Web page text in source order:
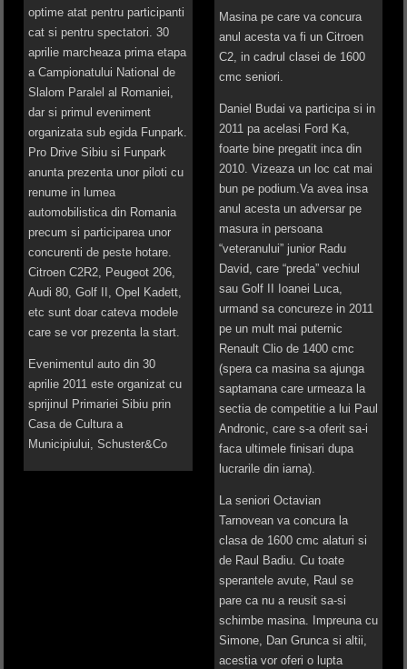
optime atat pentru participanti
cat si pentru spectatori. 30
aprilie marcheaza prima etapa
a Campionatului National de
Slalom Paralel al Romaniei,
dar si primul eveniment
organizata sub egida Funpark.
Pro Drive Sibiu si Funpark
anunta prezenta unor piloti cu
renume in lumea
automobilistica din Romania
precum si participarea unor
concurenti de peste hotare.
Citroen C2R2, Peugeot 206,
Audi 80, Golf II, Opel Kadett,
etc sunt doar cateva modele
care se vor prezenta la start.
Evenimentul auto din 30
aprilie 2011 este organizat cu
sprijinul Primariei Sibiu prin
Casa de Cultura a
Municipiului, Schuster&Co
Masina pe care va concura
anul acesta va fi un Citroen
C2, in cadrul clasei de 1600
cmc seniori.
Daniel Budai va participa si in
2011 pa acelasi Ford Ka,
foarte bine pregatit inca din
2010. Vizeaza un loc cat mai
bun pe podium.Va avea insa
anul acesta un adversar pe
masura in persoana
“veteranului” junior Radu
David, care “preda” vechiul
sau Golf II Ioanei Luca,
urmand sa concureze in 2011
pe un mult mai puternic
Renault Clio de 1400 cmc
(spera ca masina sa ajunga
saptamana care urmeaza la
sectia de competitie a lui Paul
Andronic, care s-a oferit sa-i
faca ultimele finisari dupa
lucrarile din iarna).
La seniori Octavian
Tarnovean va concura la
clasa de 1600 cmc alaturi si
de Raul Badiu. Cu toate
sperantele avute, Raul se
pare ca nu a reusit sa-si
schimbe masina. Impreuna cu
Simone, Dan Grunca si altii,
acestia vor oferi o lupta